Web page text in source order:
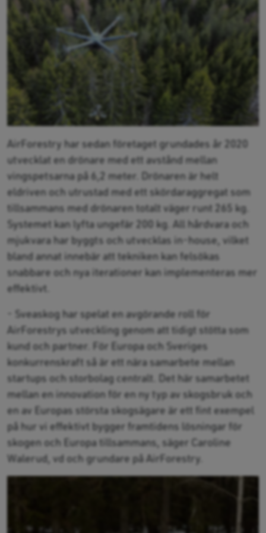
AirForestry har sedan företaget grundades år 2020
utvecklat en drönare med ett avstånd mellan
vingspetsarna på 6,2 meter. Drönaren är helt
eldriven och utrustad med ett skördaraggregat som
tillsammans med drönaren totalt väger runt 265 kg.
Systemet kan lyfta ungefär 200 kg. All hårdvara och
mjukvara har byggts och utvecklas in-house, vilket
bland annat innebär att tekniken kan felsökas
snabbare och nya iterationer kan implementeras mer
effektivt.
- Sveaskog har spelat en avgörande roll för
AirForestrys utveckling genom att tidigt stötta som
kund och partner. För Europa och Sveriges
konkurrenskraft så är ett nära samarbete mellan
startups och storbolag centralt. Det här samarbetet
mellan en innovation för en ny typ av skogsbruk och
en av Europas största skogsägare är ett fint exempel
på hur vi effektivt bygger framtidens lösningar för
skogen och Europa tillsammans, säger Caroline
Walerud, vd och grundare på AirForestry.